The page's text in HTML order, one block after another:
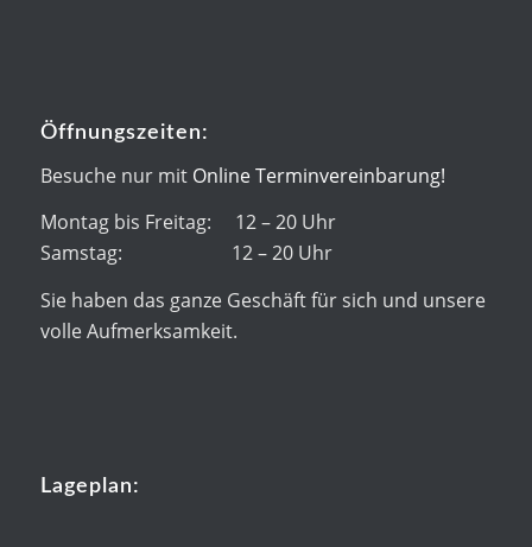
Öffnungszeiten:
Besuche nur mit Online Terminvereinbarung!
Montag bis Freitag: 12 – 20 Uhr
Samstag: 12 – 20 Uhr
Sie haben das ganze Geschäft für sich und unsere
volle Aufmerksamkeit.
Lageplan: